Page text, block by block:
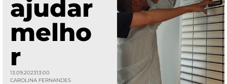
ajudar
melho
r
13.09.202313:00
CAROLINA FERNANDES